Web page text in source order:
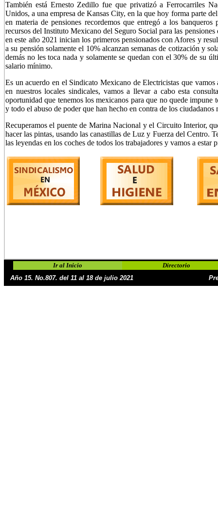
También está Ernesto Zedillo fue que privatizó a Ferrocarriles
Unidos, a una empresa de Kansas City, en la que hoy forma parte
en materia de pensiones recordemos que entregó a los
recursos del Instituto Mexicano del Seguro Social para las
en este año 2021 inician los primeros pensionados con Afores y
a su pensión solamente el 10% alcanzan semanas de cotización y
demás no les toca nada y solamente se quedan con el 30% de su
salario mínimo.
Es un acuerdo en el Sindicato Mexicano de Electricistas que vamos
en nuestros locales sindicales, vamos a llevar a cabo esta
oportunidad que tenemos los mexicanos para que no quede impune
y todo el abuso de poder que han hecho en contra de los ciudadanos
Recuperamos el puente de Marina Nacional y el Circuito Interior,
hacer las pintas, usando las canastillas de Luz y Fuerza del Centro.
las leyendas en los coches de todos los trabajadores y vamos a estar
Ir al Inicio
Directorio
Año 15. No.807. del 11 al 18 de julio 2021